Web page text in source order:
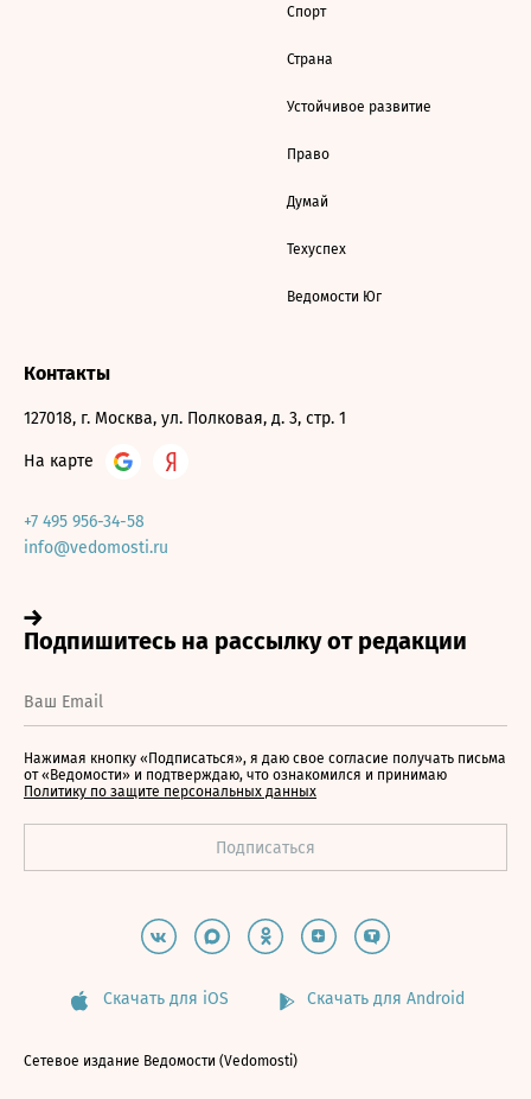
Спорт
Страна
Устойчивое развитие
Право
Думай
Техуспех
Ведомости Юг
Контакты
127018, г. Москва, ул. Полковая, д. 3, стр. 1
На карте
+7 495 956-34-58
info@vedomosti.ru
Нажимая кнопку «Подписаться», я даю свое согласие получать письма
от «Ведомости» и подтверждаю, что ознакомился и принимаю
Политику по защите персональных данных
Скачать для iOS Скачать для Android
Сетевое издание Ведомости (Vedomosti)